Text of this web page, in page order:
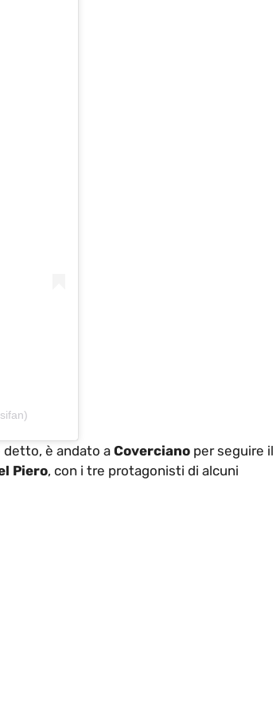
detto, è andato a Coverciano per seguire il
Piero, con i tre protagonisti di alcuni